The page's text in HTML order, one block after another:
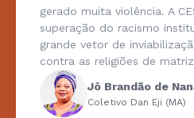
gerado muita violência. A
superação do racismo
grande vetor de
contra as religiões de
Jô Brandão de
Coletivo Dan Eji (MA)